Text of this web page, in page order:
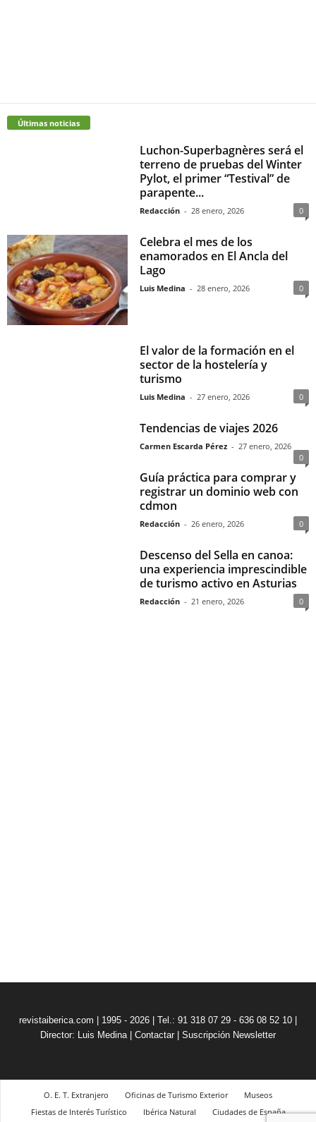
Últimas noticias
Luchon-Superbagnères será el
terreno de pruebas del Winter
Pylot, el primer “Testival” de
parapente...
Redacción - 28 enero, 2026 0
Celebra el mes de los
enamorados en El Ancla del
Lago
Luis Medina - 28 enero, 2026 0
El valor de la formación en el
sector de la hostelería y
turismo
Luis Medina - 27 enero, 2026 0
Tendencias de viajes 2026
Carmen Escarda Pérez - 27 enero, 2026
0
Guía práctica para comprar y
registrar un dominio web con
cdmon
Redacción - 26 enero, 2026 0
Descenso del Sella en canoa:
una experiencia imprescindible
de turismo activo en Asturias
Redacción - 21 enero, 2026 0
revistaiberica.com | 1995 - 2026 | Tel.: 91 318 07 29 - 636 08 52 10 |
Director: Luis Medina| Contactar Suscripción Newsletter
O. E. T. Extranjero Oficinas de Turismo Exterior
Museos
Fiestas de Interés Turístico
Ibérica Natural Ciudades de España